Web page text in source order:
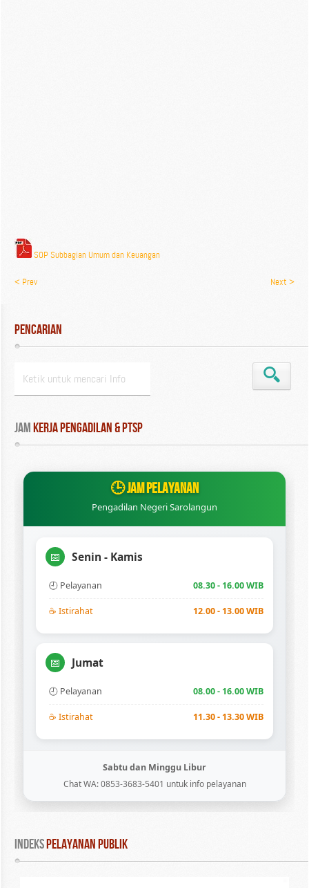
SOP Subbagian Umum dan Keuangan
< Prev Next >
Pencarian
Jam Kerja Pengadilan & PTSP
🕒 JAM PELAYANAN
Pengadilan Negeri Sarolangun
📅 Senin - Kamis
🕘 Pelayanan 08.30 - 16.00 WIB
☕ Istirahat 12.00 - 13.00 WIB
📅 Jumat
🕘 Pelayanan 08.00 - 16.00 WIB
☕ Istirahat 11.30 - 13.30 WIB
Sabtu dan Minggu Libur
Chat WA: 0853-3683-5401 untuk info pelayanan
INDEKS PELAYANAN PUBLIK